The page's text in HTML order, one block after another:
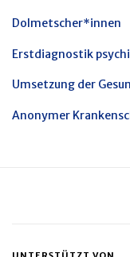
Dolmetscher*innen
Erstdiagnostik
Umsetzung der
Anonymer